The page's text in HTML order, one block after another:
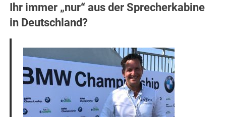
Ihr immer „nur“ aus der Sprecherkabine
in Deutschland?